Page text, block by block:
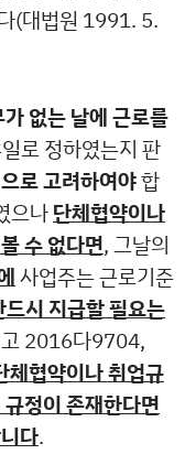
(대법원 1991. 5.
없는 날에 근로를
로 정하였는지 판
로 고려하여야합
으나단체협약이나
수 없다면, 그날의
사업주는 근로기준
시 지급할 필요는
2016다9704,
체협약이나 취업규
정이 존재한다면
다.